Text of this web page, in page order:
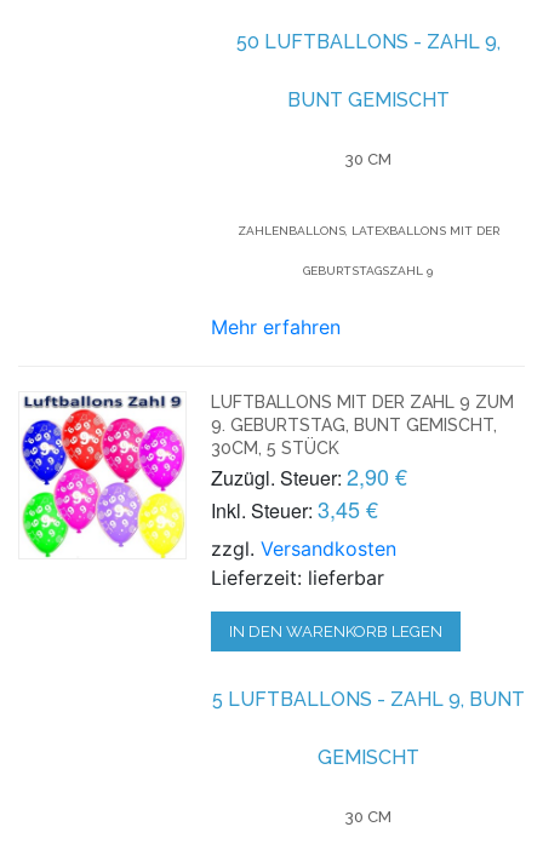
50 LUFTBALLONS - ZAHL 9,
BUNT GEMISCHT
30 CM
ZAHLENBALLONS, LATEXBALLONS MIT DER
GEBURTSTAGSZAHL 9
Mehr erfahren
LUFTBALLONS MIT DER ZAHL 9 ZUM
9. GEBURTSTAG, BUNT GEMISCHT,
30CM, 5 STÜCK
Zuzügl. Steuer: 2,90 €
Inkl. Steuer: 3,45 €
zzgl.Versandkosten
Lieferzeit: lieferbar
IN DEN WARENKORB LEGEN
5 LUFTBALLONS - ZAHL 9, BUNT
GEMISCHT
30 CM